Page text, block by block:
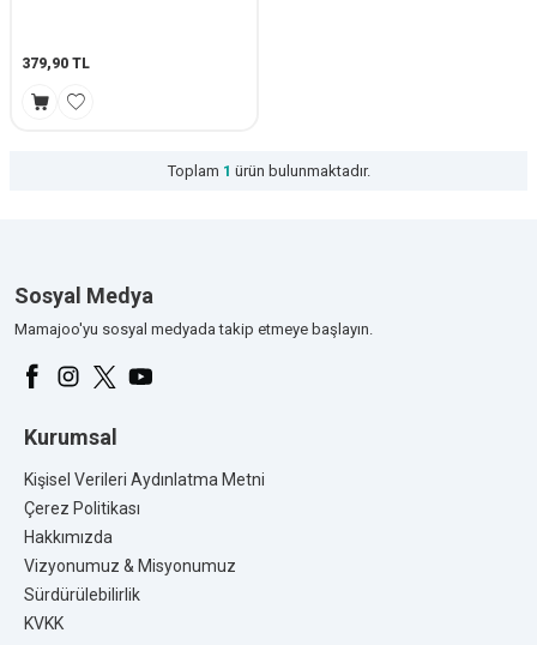
379,90 TL
Toplam 1 ürün bulunmaktadır.
Sosyal Medya
Mamajoo'yu sosyal medyada takip etmeye başlayın.
Kurumsal
Kişisel Verileri Aydınlatma Metni
Çerez Politikası
Hakkımızda
Vizyonumuz & Misyonumuz
Sürdürülebilirlik
KVKK